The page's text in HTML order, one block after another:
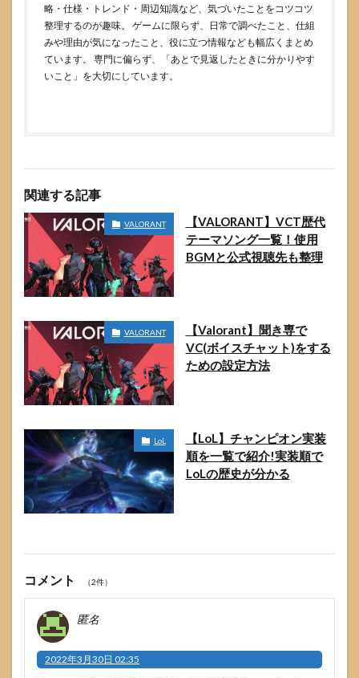
略・仕様・トレンド・周辺知識など、気づいたことをコツコツ
整理するのが趣味。 ゲームに限らず、日常で調べたこと、仕組
みや理由が気になったこと、役に立つ情報なども幅広くまとめ
ています。 専門に偏らず、「あとで見返したときに分かりやす
いこと」を大切にしています。
関連する記事
VALORANT
【VALORANT】VCT歴代
テーマソング一覧！使用
BGMと公式視聴先も整理
VALORANT
【Valorant】聞き専で
VC(ボイスチャット)をする
ための設定方法
LoL
【LoL】チャンピオン実装
順を一覧で紹介!実装順で
LoLの歴史が分かる
コメント （2件）
匿名
2022年3月30日 02:35